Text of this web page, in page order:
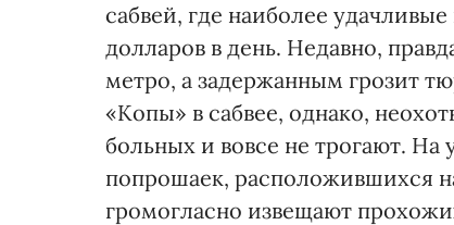
сабвей, где наиболее
долларов в день. Недавно,
метро, а задержанным грозит
«Копы» в сабвее, однако,
больных и вовсе не трогают.
попрошаек, расположившихся
громогласно извещают